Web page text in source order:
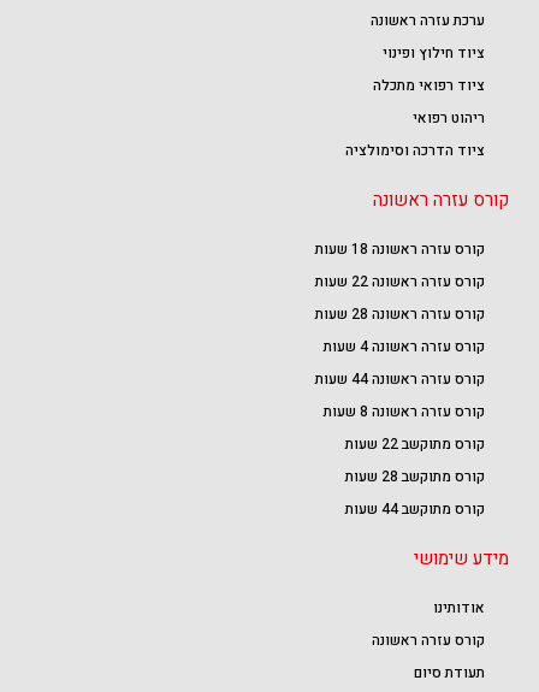
ערכת עזרה ראשונה
ציוד חילוץ ופינוי
ציוד רפואי מתכלה
ריהוט רפואי
ציוד הדרכה וסימולציה
קורס עזרה ראשונה
קורס עזרה ראשונה 18 שעות
קורס עזרה ראשונה 22 שעות
קורס עזרה ראשונה 28 שעות
קורס עזרה ראשונה 4 שעות
קורס עזרה ראשונה 44 שעות
קורס עזרה ראשונה 8 שעות
קורס מתוקשב 22 שעות
קורס מתוקשב 28 שעות
קורס מתוקשב 44 שעות
מידע שימושי
אודותינו
קורס עזרה ראשונה
תעודת סיום